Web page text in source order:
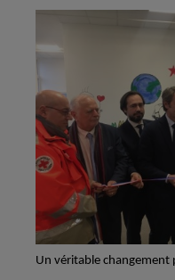
6h00 -
LA
Un véritable changement